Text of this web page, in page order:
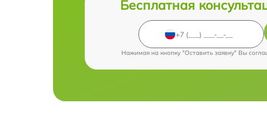
Бесплатная
Нажимая на кнопку "Оставить заявку" Вы